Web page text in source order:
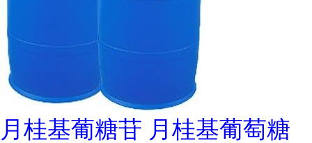
月桂基葡糖苷 月桂基葡萄糖